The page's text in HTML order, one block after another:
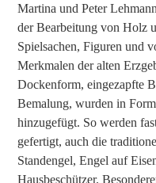
Martina und Peter
der Bearbeitung von Holz
Spielsachen, Figuren und
Merkmalen der alten
Dockenform, eingezapfte
Bemalung, wurden in
hinzugefügt. So werden
gefertigt, auch die
Standengel, Engel auf
Hausbeschützer.